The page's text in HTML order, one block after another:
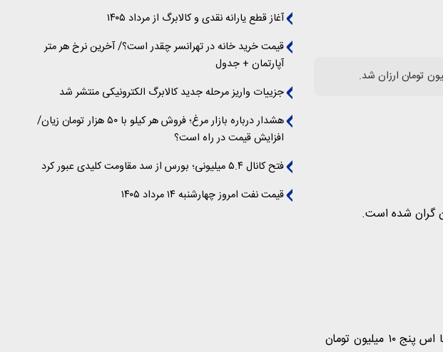
هایما S۵ هم با رشد ۱۵ میلیونی نسبت به هفته پیش ۱ میلیارد و ۲۶۵۵ تومان است. قیمت مدل ۱۴۰۱ هایما اس پنج ۱۰ میلیون تومان
آغاز قطع یارانه نقدی و کالابرگ از مرداد ۱۴۰۵
قیمت خرید خانه در تهرانسر چقدر است؟/ آخرین نرخ هر متر
آپارتمان + جدول
جزییات واریز مرحله جدید کالابرگ الکترونیکی منتشر شد
هشدار درباره بازار مرغ؛ فروش هر کیلو با ۵۰ هزار تومان زیان/
افزایش قیمت در راه است؟
فتح کانال ۵.۴ میلیونی؛ بورس از سد مقاومت کلیدی عبور کرد
قیمت نفت امروز چهارشنبه ۱۴ مرداد ۱۴۰۵